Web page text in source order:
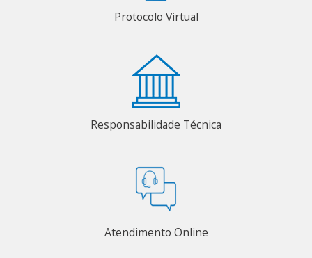
Protocolo Virtual
Responsabilidade Técnica
Atendimento Online